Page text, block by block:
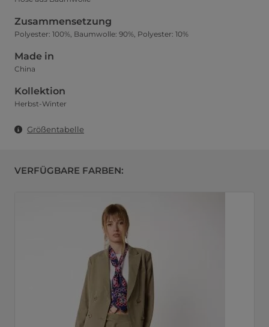
Zusammensetzung
Polyester: 100%, Baumwolle: 90%, Polyester: 10%
Made in
China
Kollektion
Herbst-Winter
Größentabelle
VERFÜGBARE FARBEN: